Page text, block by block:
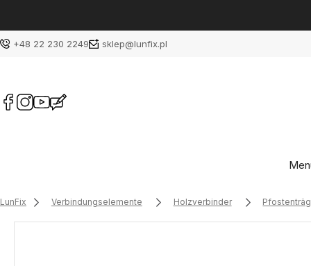
+48 22 230 2249 sklep@lunfix.pl
LunFix Verbindungselemente Holzverbinder